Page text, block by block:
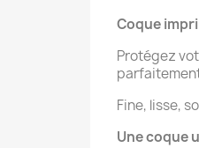
Coque
Protégez
Fine, lisse,
Une coque